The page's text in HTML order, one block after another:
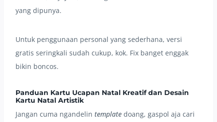
yang dipunya.
Untuk penggunaan personal yang sederhana, versi
gratis seringkali sudah cukup, kok. Fix banget enggak
bikin boncos.
Panduan Kartu Ucapan Natal Kreatif dan Desain
Kartu Natal Artistik
Jangan cuma ngandelin template doang, gaspol aja cari